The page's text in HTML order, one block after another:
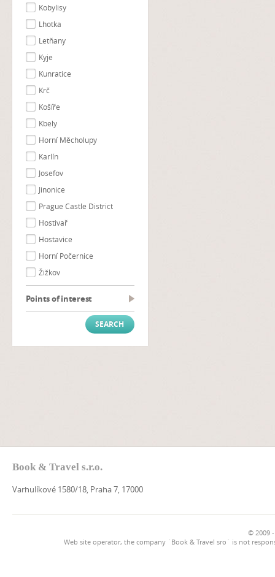
Kobylisy
Lhotka
Letňany
Kyje
Kunratice
Krč
Košíře
Kbely
Horní Měcholupy
Karlín
Josefov
Jinonice
Prague Castle District
Hostivař
Hostavice
Horní Počernice
Žižkov
Points of interest
Book & Travel s.r.o.
Varhulíkové 1580/18, Praha 7, 17000
© 2009
Web site operator, the company `Book & Travel sro` is not